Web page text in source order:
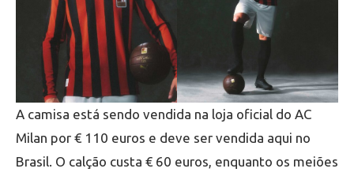
A camisa está sendo vendida na loja oficial do AC
Milan por € 110 euros e deve ser vendida aqui no
Brasil. O calção custa € 60 euros, enquanto os meiões